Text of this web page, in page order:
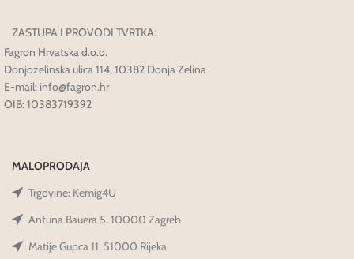
ZASTUPA I PROVODI TVRTKA:
Fagron Hrvatska d.o.o.
Donjozelinska ulica 114, 10382 Donja Zelina
E-mail: info@fagron.hr
OIB: 10383719392
MALOPRODAJA
Trgovine: Kemig4U
Antuna Bauera 5, 10000 Zagreb
Matije Gupca 11, 51000 Rijeka